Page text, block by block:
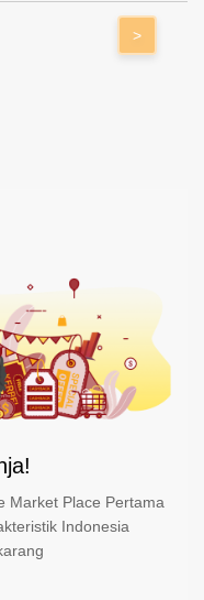
>
Market Place Pertama
Indonesia